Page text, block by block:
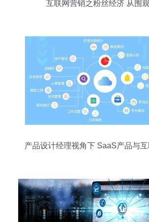
互联网营销之粉丝经济 从围
产品设计经理视角下 SaaS产品与